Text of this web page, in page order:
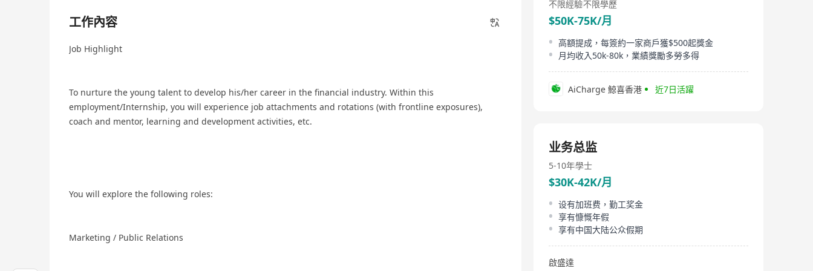
工作內容
Job Highlight
To nurture the young talent to develop his/her career in the financial industry. Within this
employment/Internship, you will experience job attachments and rotations (with frontline exposures),
coach and mentor, learning and development activities, etc.
You will explore the following roles:
Marketing / Public Relations
不限經驗不限學歷
$50K-75K/月
高額提成，每簽約一家商戶獲$500起獎金
月均收入50k-80k，業績獎勵多勞多得
AiCharge 鯨喜香港 近7日活躍
业务总监
5-10年學士
$30K-42K/月
设有加班费，勤工奖金
享有慷慨年假
享有中国大陆公众假期
啟盛達